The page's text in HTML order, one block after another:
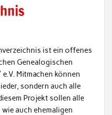
ist ein offenes
Genealogischen
Mitmachen können
sondern auch alle
Projekt sollen alle
auch ehemaligen